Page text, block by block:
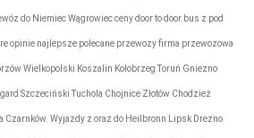
do Niemiec Wągrowiec ceny door to door bus z pod
opinie najlepsze polecane przewozy firma przewozowa
Wielkopolski Koszalin Kołobrzeg Toruń Gniezno
Szczeciński Tuchola Chojnice Złotów Chodzież
Czarnków. Wyjazdy z oraz do Heilbronn Lipsk Drezno